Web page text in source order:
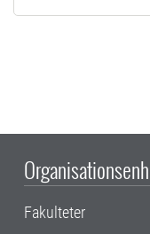
Fakulteter